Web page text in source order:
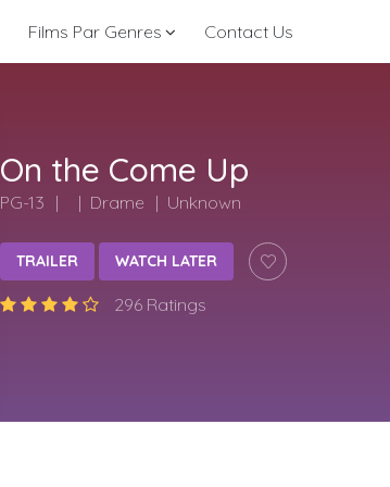
Films Par Genres Contact Us
On the Come Up
PG-13 Drame Unknown
TRAILER WATCH LATER
296 Ratings